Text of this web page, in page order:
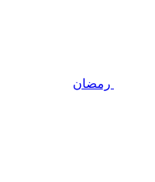
رمضان